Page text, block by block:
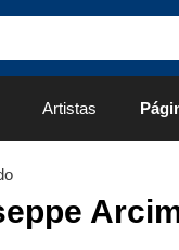
Artistas